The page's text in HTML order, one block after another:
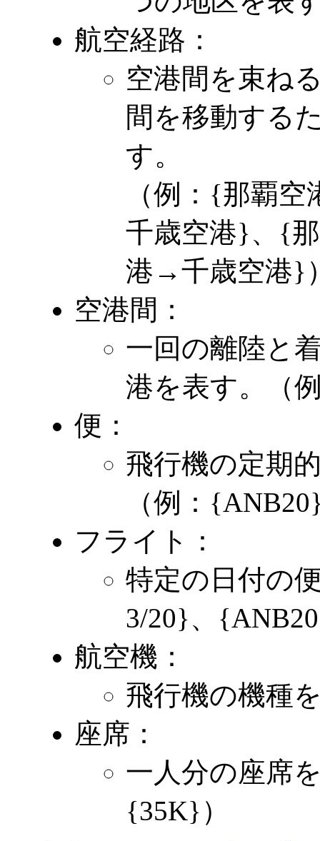
航空経路：
空港間を束ね
間を移動する
す。
（例：{那覇
千歳空港}、{
港→千歳空港}
空港間：
一回の離陸と
港を表す。（
便：
飛行機の定期
（例：
フライト：
特定の日付の
3/20}、
航空機：
飛行機の機種
座席：
一人分の座席
{35K}）